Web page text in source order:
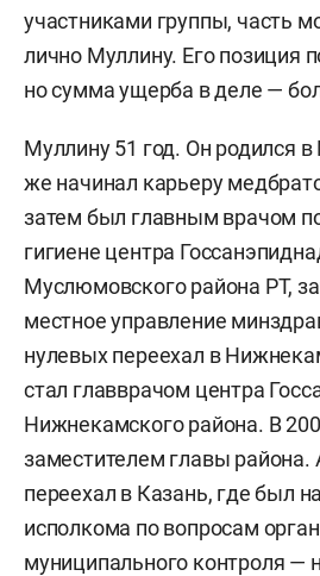
участниками группы, часть
лично Муллину. Его позиция
но сумма ущерба в деле —
Муллину 51 год. Он родился
же начинал карьеру
затем был главным врачом
гигиене центра
Муслюмовского района РТ,
местное управление
нулевых переехал в
стал главврачом центра
Нижнекамского района. В
заместителем главы района.
переехал в Казань, где был
исполкома по вопросам
муниципального контроля —